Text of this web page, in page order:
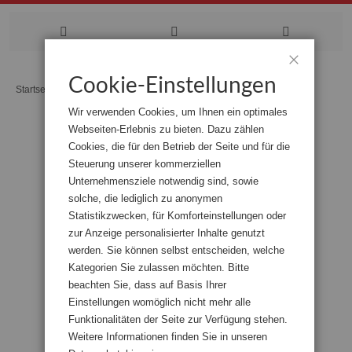
Startseite 30 Bremer Künstler:innen in Zeiten der Pandemie
Cookie-Einstellungen
Wir verwenden Cookies, um Ihnen ein optimales
Webseiten-Erlebnis zu bieten. Dazu zählen
Cookies, die für den Betrieb der Seite und für die
Steuerung unserer kommerziellen
Unternehmensziele notwendig sind, sowie
solche, die lediglich zu anonymen
Statistikzwecken, für Komforteinstellungen oder
zur Anzeige personalisierter Inhalte genutzt
werden. Sie können selbst entscheiden, welche
Kategorien Sie zulassen möchten. Bitte
beachten Sie, dass auf Basis Ihrer
Einstellungen womöglich nicht mehr alle
Funktionalitäten der Seite zur Verfügung stehen.
Weitere Informationen finden Sie in unseren